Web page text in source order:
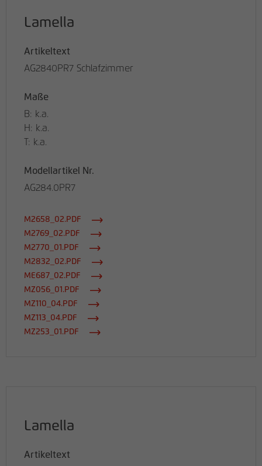
Lamella
Artikeltext
AG2840PR7 Schlafzimmer
Maße
B: k.a.
H: k.a.
T: k.a.
Modellartikel Nr.
AG284.0PR7
M2658_02.PDF
M2769_02.PDF
M2770_01.PDF
M2832_02.PDF
ME687_02.PDF
MZ056_01.PDF
MZ110_04.PDF
MZ113_04.PDF
MZ253_01.PDF
Lamella
Artikeltext